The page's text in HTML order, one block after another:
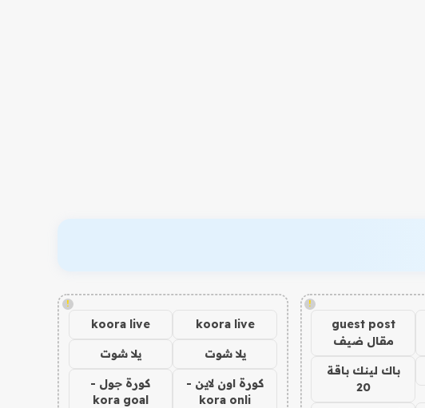
!
guest post
مقال ضيف
باك لينك باقة
20
!
koora live
koora live
يلا شوت يلا شوت
كورة اون لاين -
kora onli
كورة جول -
kora goal